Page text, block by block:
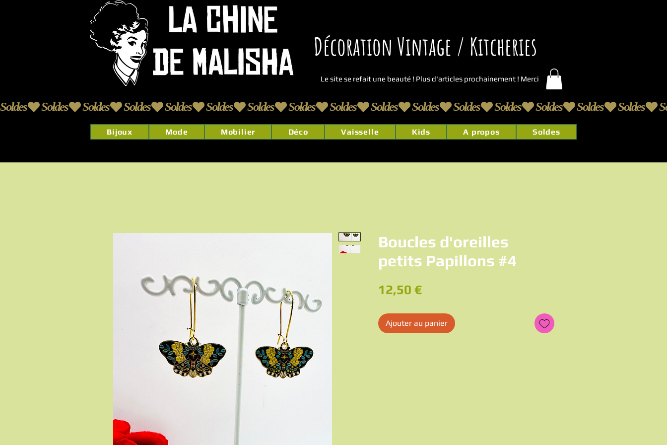
Décoration Vintage / Kitcheries
Le site se refait une beauté ! Plus d'articles prochainement ! Merci
Soldes
Bijoux Mode Mobilier Déco Vaisselle Kids A propos Soldes
Boucles d'oreilles
petits Papillons #4
12,50 €Prix
Ajouter au panier